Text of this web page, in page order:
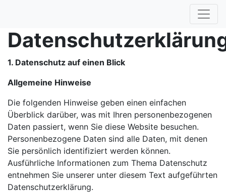
1. Datenschutz auf einen Blick
Allgemeine Hinweise
Die folgenden Hinweise geben einen einfachen
Überblick darüber, was mit Ihren personenbezogenen
Daten passiert, wenn Sie diese Website besuchen.
Personenbezogene Daten sind alle Daten, mit denen
Sie persönlich identifiziert werden können.
Ausführliche Informationen zum Thema Datenschutz
entnehmen Sie unserer unter diesem Text aufgeführten
Datenschutzerklärung.